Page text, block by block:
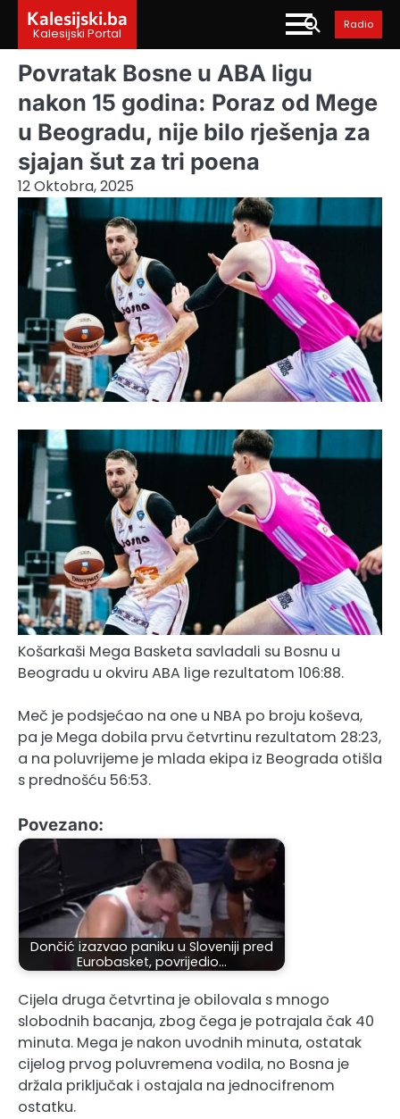
content
Kalesijski.ba
Kalesijski Portal
Radio
Povratak Bosne u ABA ligu
nakon 15 godina: Poraz od Mege
u Beogradu, nije bilo rješenja za
sjajan šut za tri poena
12 Oktobra, 2025
Košarkaši Mega Basketa savladali su Bosnu u
Beogradu u okviru ABA lige rezultatom 106:88.
Meč je podsjećao na one u NBA po broju koševa,
pa je Mega dobila prvu četvrtinu rezultatom 28:23,
a na poluvrijeme je mlada ekipa iz Beograda otišla
s prednošću 56:53.
Povezano:
Dončić izazvao paniku u Sloveniji pred
Eurobasket, povrijedio…
Cijela druga četvrtina je obilovala s mnogo
slobodnih bacanja, zbog čega je potrajala čak 40
minuta. Mega je nakon uvodnih minuta, ostatak
cijelog prvog poluvremena vodila, no Bosna je
držala priključak i ostajala na jednocifrenom
ostatku.